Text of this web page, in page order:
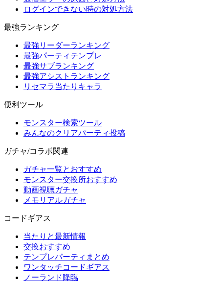
ログインできない時の対処方法
最強ランキング
最強リーダーランキング
最強パーティテンプレ
最強サブランキング
最強アシストランキング
リセマラ当たりキャラ
便利ツール
モンスター検索ツール
みんなのクリアパーティ投稿
ガチャ/コラボ関連
ガチャ一覧とおすすめ
モンスター交換所おすすめ
動画視聴ガチャ
メモリアルガチャ
コードギアス
当たりと最新情報
交換おすすめ
テンプレパーティまとめ
ワンタッチコードギアス
ノーランド降臨